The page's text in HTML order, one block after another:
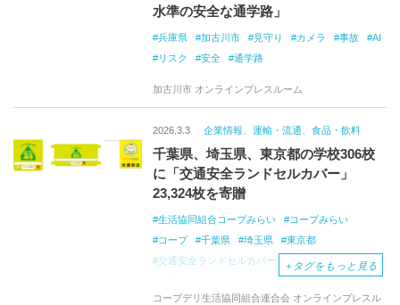
水準の安全な通学路」
兵庫県 加古川市 見守り カメラ 事故
AI
リスク
安全 通学路
加古川市 オンラインプレスルーム
2026.3.3 企業情報、運輸・流通、食品・飲料
千葉県、埼玉県、東京都の学校306校
に「交通安全ランドセルカバー」
23,324枚を寄贈
生活協同組合コープみらい
コープみらい
コープ
千葉県 埼玉県
東京都
交通安全ランドセルカバー
ランドセルカバー
＋ タグをもっと見る
コープデリ生活協同組合連合会 オンラインプレスル